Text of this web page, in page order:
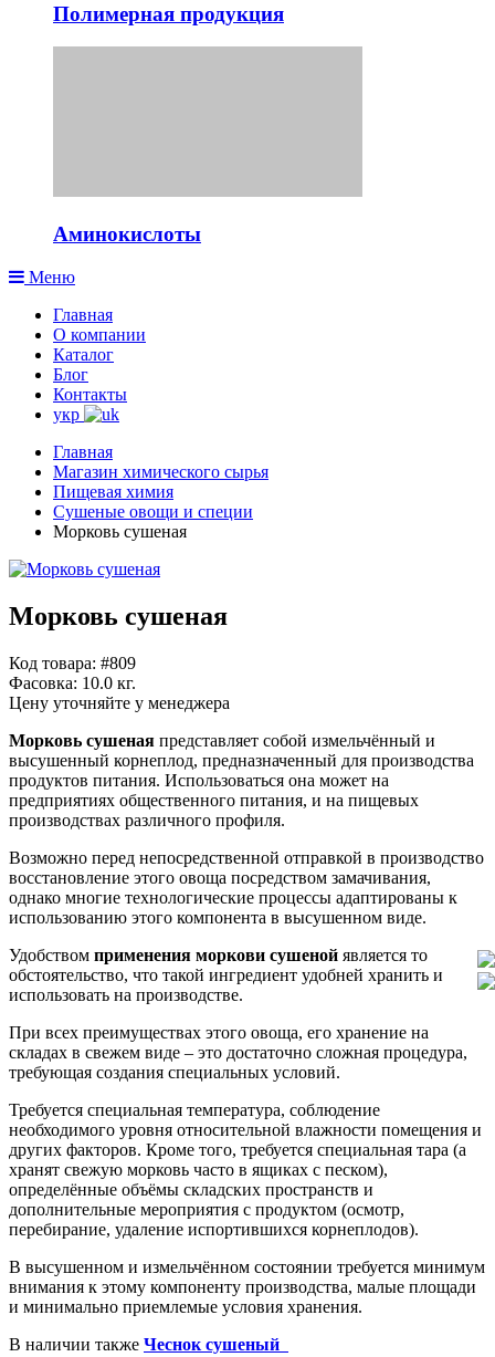
Полимерная продукция
Аминокислоты
Меню
Главная
О компании
Каталог
Блог
Контакты
укр
Главная
Магазин химического сырья
Пищевая химия
Сушеные овощи и специи
Морковь сушеная
Морковь сушеная
Код товара: #809
Фасовка: 10.0 кг.
Цену уточняйте у менеджера
Морковь сушеная представляет собой измельчённый и
высушенный корнеплод, предназначенный для производства
продуктов питания. Использоваться она может на
предприятиях общественного питания, и на пищевых
производствах различного профиля.
Возможно перед непосредственной отправкой в производство
восстановление этого овоща посредством замачивания,
однако многие технологические процессы адаптированы к
использованию этого компонента в высушенном виде.
Удобством применения моркови сушеной является то
обстоятельство, что такой ингредиент удобней хранить и
использовать на производстве.
При всех преимуществах этого овоща, его хранение на
складах в свежем виде – это достаточно сложная процедура,
требующая создания специальных условий.
Требуется специальная температура, соблюдение
необходимого уровня относительной влажности помещения и
других факторов. Кроме того, требуется специальная тара (а
хранят свежую морковь часто в ящиках с песком),
определённые объёмы складских пространств и
дополнительные мероприятия с продуктом (осмотр,
перебирание, удаление испортившихся корнеплодов).
В высушенном и измельчённом состоянии требуется минимум
внимания к этому компоненту производства, малые площади
и минимально приемлемые условия хранения.
В наличии также Чеснок сушеный